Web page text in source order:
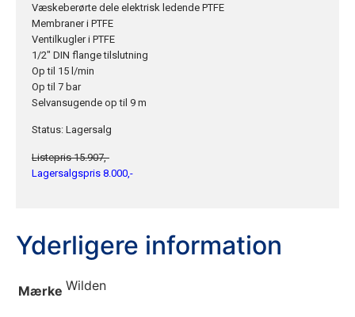
Væskeberørte dele elektrisk ledende PTFE
Membraner i PTFE
Ventilkugler i PTFE
1/2″ DIN flange tilslutning
Op til 15 l/min
Op til 7 bar
Selvansugende op til 9 m
Status: Lagersalg
Listepris 15.907,-
Lagersalgspris 8.000,-
Yderligere information
Mærke Wilden